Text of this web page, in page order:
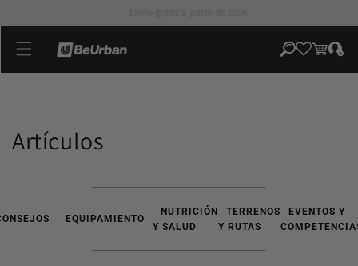
contenido
Carrito
Iniciar
sesión
Artículos
EQUIPAMIENTO
NUTRICIÓN
Y SALUD
TERRENOS
Y RUTAS
EVENTOS Y